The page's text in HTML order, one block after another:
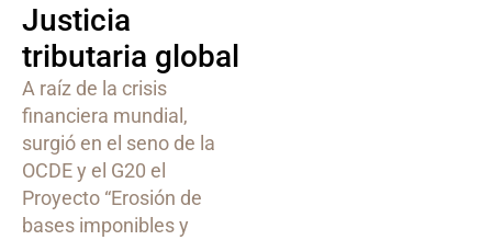
Justicia
tributaria global
A raíz de la crisis
financiera mundial,
surgió en el seno de la
OCDE y el G20 el
Proyecto “Erosión de
bases imponibles y